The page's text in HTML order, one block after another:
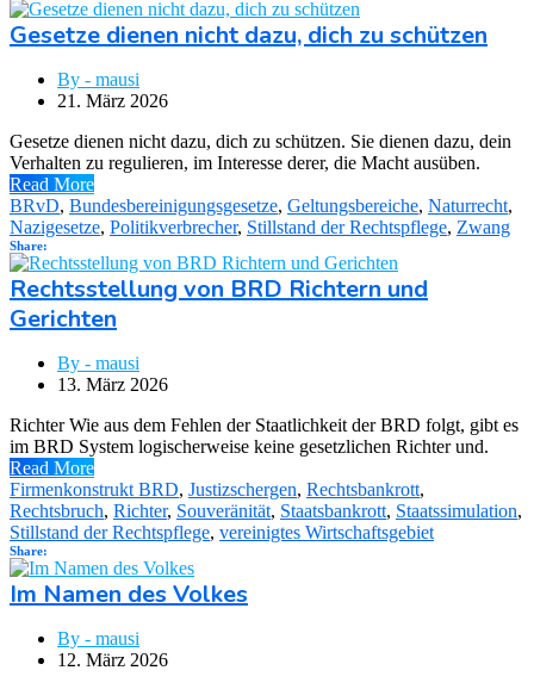
Gesetze dienen nicht dazu, dich zu schützen
By - mausi
21. März 2026
Gesetze dienen nicht dazu, dich zu schützen. Sie dienen dazu, dein
Verhalten zu regulieren, im Interesse derer, die Macht ausüben.
Read More
BRvD, Bundesbereinigungsgesetze, Geltungsbereiche, Naturrecht,
Nazigesetze, Politikverbrecher, Stillstand der Rechtspflege, Zwang
Share:
Rechtsstellung von BRD Richtern und
Gerichten
By - mausi
13. März 2026
Richter Wie aus dem Fehlen der Staatlichkeit der BRD folgt, gibt es
im BRD System logischerweise keine gesetzlichen Richter und.
Read More
Firmenkonstrukt BRD, Justizschergen, Rechtsbankrott,
Rechtsbruch, Richter, Souveränität, Staatsbankrott, Staatssimulation,
Stillstand der Rechtspflege, vereinigtes Wirtschaftsgebiet
Share:
Im Namen des Volkes
By - mausi
12. März 2026